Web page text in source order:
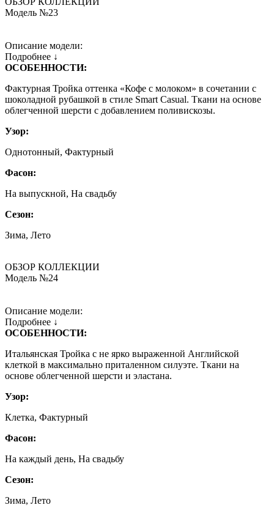
Модель №23
Описание модели:
Подробнее ↓
ОСОБЕННОСТИ:
Фактурная Тройка оттенка «Кофе с молоком» в сочетании с
шоколадной рубашкой в стиле Smart Casual. Ткани на основе
облегченной шерсти с добавлением поливискозы.
Узор:
Однотонный, Фактурный
Фасон:
На выпускной, На свадьбу
Сезон:
Зима, Лето
ОБЗОР КОЛЛЕКЦИИ
Модель №24
Описание модели:
Подробнее ↓
ОСОБЕННОСТИ:
Итальянская Тройка с не ярко выраженной Английской
клеткой в максимально приталенном силуэте. Ткани на
основе облегченной шерсти и эластана.
Узор:
Клетка, Фактурный
Фасон:
На каждый день, На свадьбу
Сезон:
Зима, Лето